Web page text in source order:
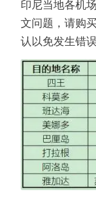
印尼当地各机
文问题，请购
认以免发生错误